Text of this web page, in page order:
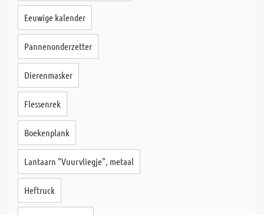
Eeuwige kalender
Pannenonderzetter
Dierenmasker
Flessenrek
Boekenplank
Lantaarn "Vuurvliegje", metaal
Heftruck